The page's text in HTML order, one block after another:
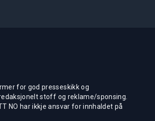
for god presseskikk og
stoff og reklame/sponsing.
NO har ikkje ansvar for innhaldet på